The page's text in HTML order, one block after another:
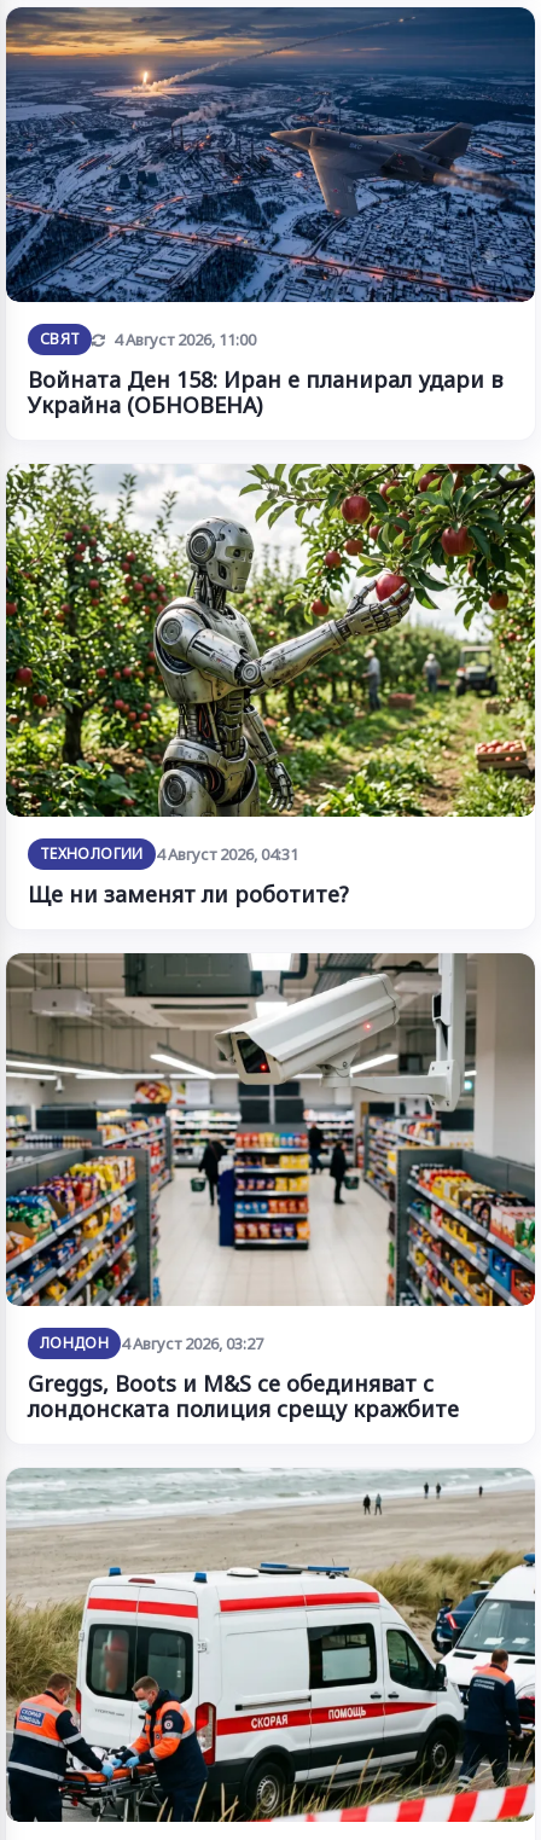
СВЯТ Обновена
4 Август 2026, 11:00
Войната Ден 158: Иран е планирал удари в
Украйна (ОБНОВЕНА)
ТЕХНОЛОГИИ 4 Август 2026, 04:31
Ще ни заменят ли роботите?
ЛОНДОН 4 Август 2026, 03:27
Greggs, Boots и M&S се обединяват с
лондонската полиция срещу кражбите